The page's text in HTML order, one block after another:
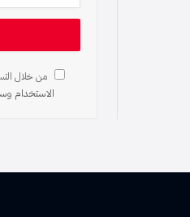
من خلال
الاستخدام و